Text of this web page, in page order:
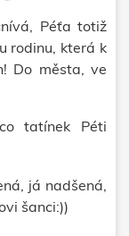
Péťa totiž
rodinu, která k
Do města, ve
tatínek Péti
já nadšená,
šanci:))